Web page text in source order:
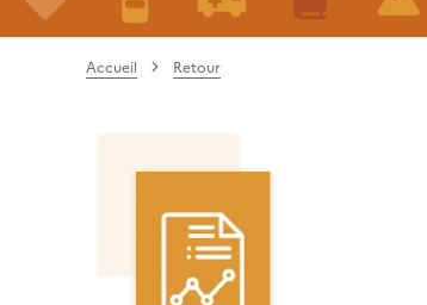
Accueil Retour